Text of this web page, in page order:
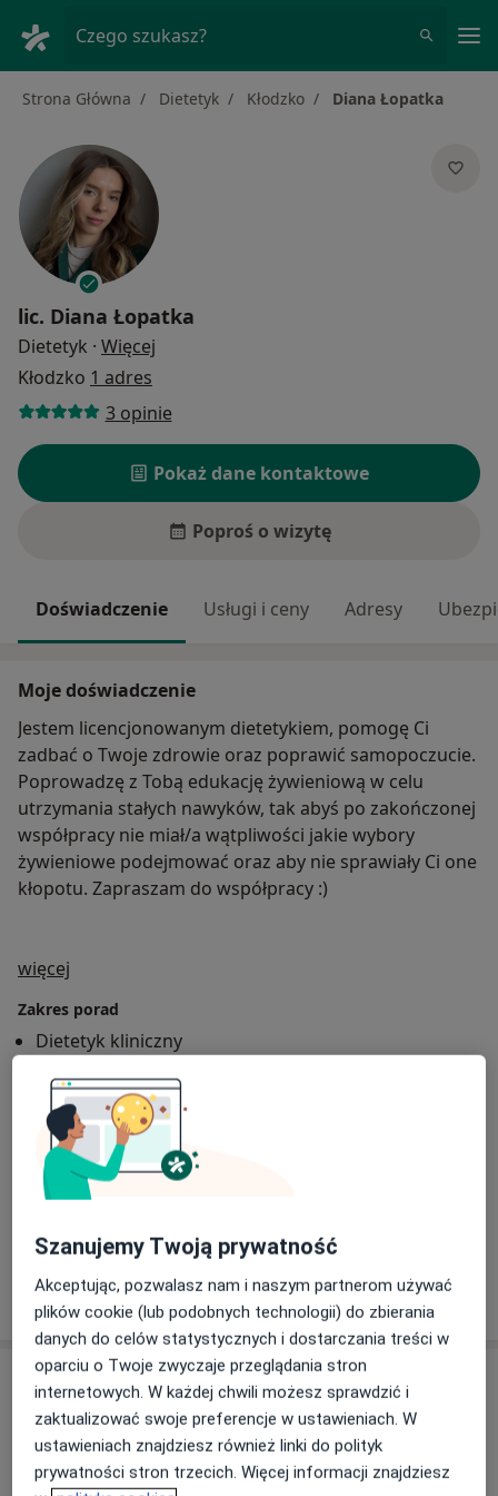
Czego szukasz?
Strona Główna Dietetyk Kłodzko Diana Łopatka
lic. Diana Łopatka
Dietetyk · Więcej
Kłodzko 1 adres
3 opinie
Pokaż dane kontaktowe
Poproś o wizytę
Doświadczenie Usługi i ceny Adresy
Moje doświadczenie
Jestem licencjonowanym dietetykiem, pomogę Ci
zadbać o Twoje zdrowie oraz poprawić samopoczucie.
Poprowadzę z Tobą edukację żywieniową w celu
utrzymania stałych nawyków, tak abyś po zakończonej
współpracy nie miał/a wątpliwości jakie wybory
żywieniowe podejmować oraz aby nie sprawiały Ci one
kłopotu. Zapraszam do współpracy :)
więcej
Zakres porad
Dietetyk kliniczny
Główne obszary pomocy
Alergia pokarmowa
Nadciśnienie tętnicze
Pacjenci których przyjmuję
Pokaż więcejo doświadczeniu
Usługi i ceny
Konsultacja dietetyczna (pierwsza wizyta)
150 zł Szczegóły
Szanujemy Twoją prywatność
Akceptując, pozwalasz nam i naszym partnerom używać
plików cookie (lub podobnych technologii) do zbierania
danych do celów statystycznych i dostarczania treści w
oparciu o Twoje zwyczaje przeglądania stron
internetowych. W każdej chwili możesz sprawdzić i
zaktualizować swoje preferencje w ustawieniach. W
ustawieniach znajdziesz również linki do polityk
prywatności stron trzecich. Więcej informacji znajdziesz